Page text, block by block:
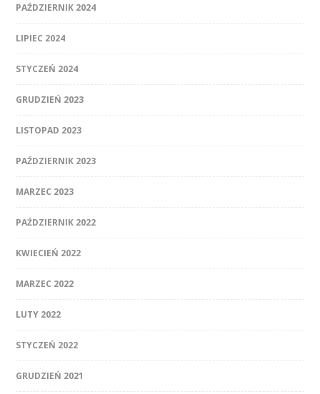
PAŹDZIERNIK 2024
LIPIEC 2024
STYCZEŃ 2024
GRUDZIEŃ 2023
LISTOPAD 2023
PAŹDZIERNIK 2023
MARZEC 2023
PAŹDZIERNIK 2022
KWIECIEŃ 2022
MARZEC 2022
LUTY 2022
STYCZEŃ 2022
GRUDZIEŃ 2021